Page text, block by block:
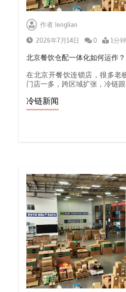
作者 lenglian
2026年7月14日
0 1分钟
北京餐饮仓配一体化如何运作？
在北京开餐饮连锁店，很多老
门店一多，跨区域扩张，冷链跟
冷链新闻